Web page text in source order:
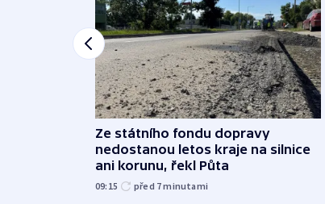
Ze státního fondu dopravy
nedostanou letos kraje na silnice
ani korunu, řekl Půta
09:15 před 7minutami